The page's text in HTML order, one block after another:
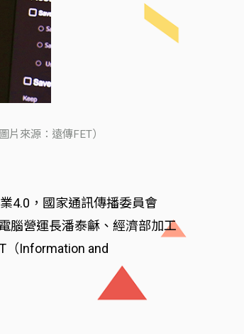
來源：遠傳FET）
4.0，國家通訊傳播委員會
腦營運長潘泰龢、經濟部加工
（Information and